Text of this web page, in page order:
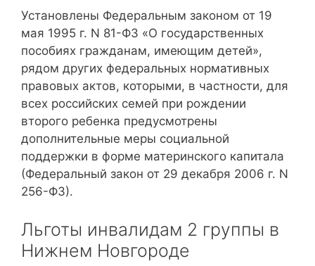
Установлены Федеральным законом от 19
мая 1995 г. N 81-ФЗ «О государственных
пособиях гражданам, имеющим детей»,
рядом других федеральных нормативных
правовых актов, которыми, в частности, для
всех российских семей при рождении
второго ребенка предусмотрены
дополнительные меры социальной
поддержки в форме материнского капитала
(Федеральный закон от 29 декабря 2006 г. N
256-ФЗ).
Льготы инвалидам 2 группы в
Нижнем Новгороде